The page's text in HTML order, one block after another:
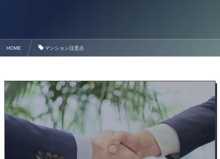
HOME マンション注意点